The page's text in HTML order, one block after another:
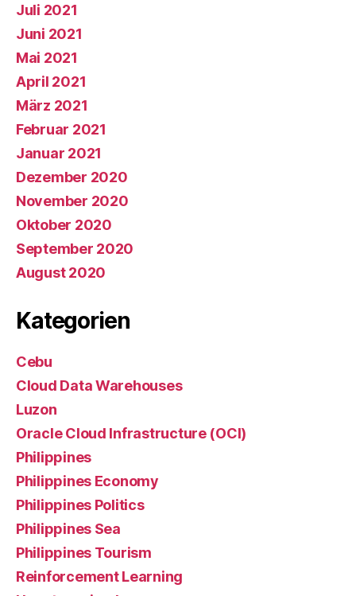
Juli 2021
Juni 2021
Mai 2021
April 2021
März 2021
Februar 2021
Januar 2021
Dezember 2020
November 2020
Oktober 2020
September 2020
August 2020
Kategorien
Cebu
Cloud Data Warehouses
Luzon
Oracle Cloud Infrastructure (OCI)
Philippines
Philippines Economy
Philippines Politics
Philippines Sea
Philippines Tourism
Reinforcement Learning